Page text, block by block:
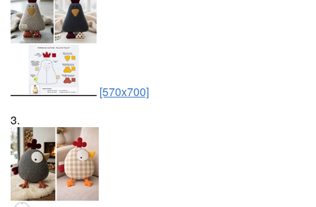
[570x700]
3.